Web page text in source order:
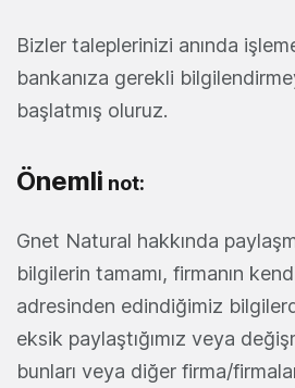
Bizler taleplerinizi anında
bankanıza gerekli
başlatmış oluruz.
Önemli not:
Gnet Natural hakkında
bilgilerin tamamı, firmanın
adresinden edindiğimiz
eksik paylaştığımız veya
bunları veya diğer firma/